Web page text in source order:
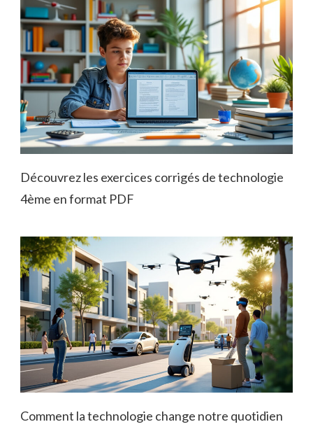
Découvrez les exercices corrigés de technologie
4ème en format PDF
Comment la technologie change notre quotidien